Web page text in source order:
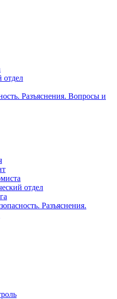
отдел
Разъяснения. Вопросы и
отдел
Разъяснения.